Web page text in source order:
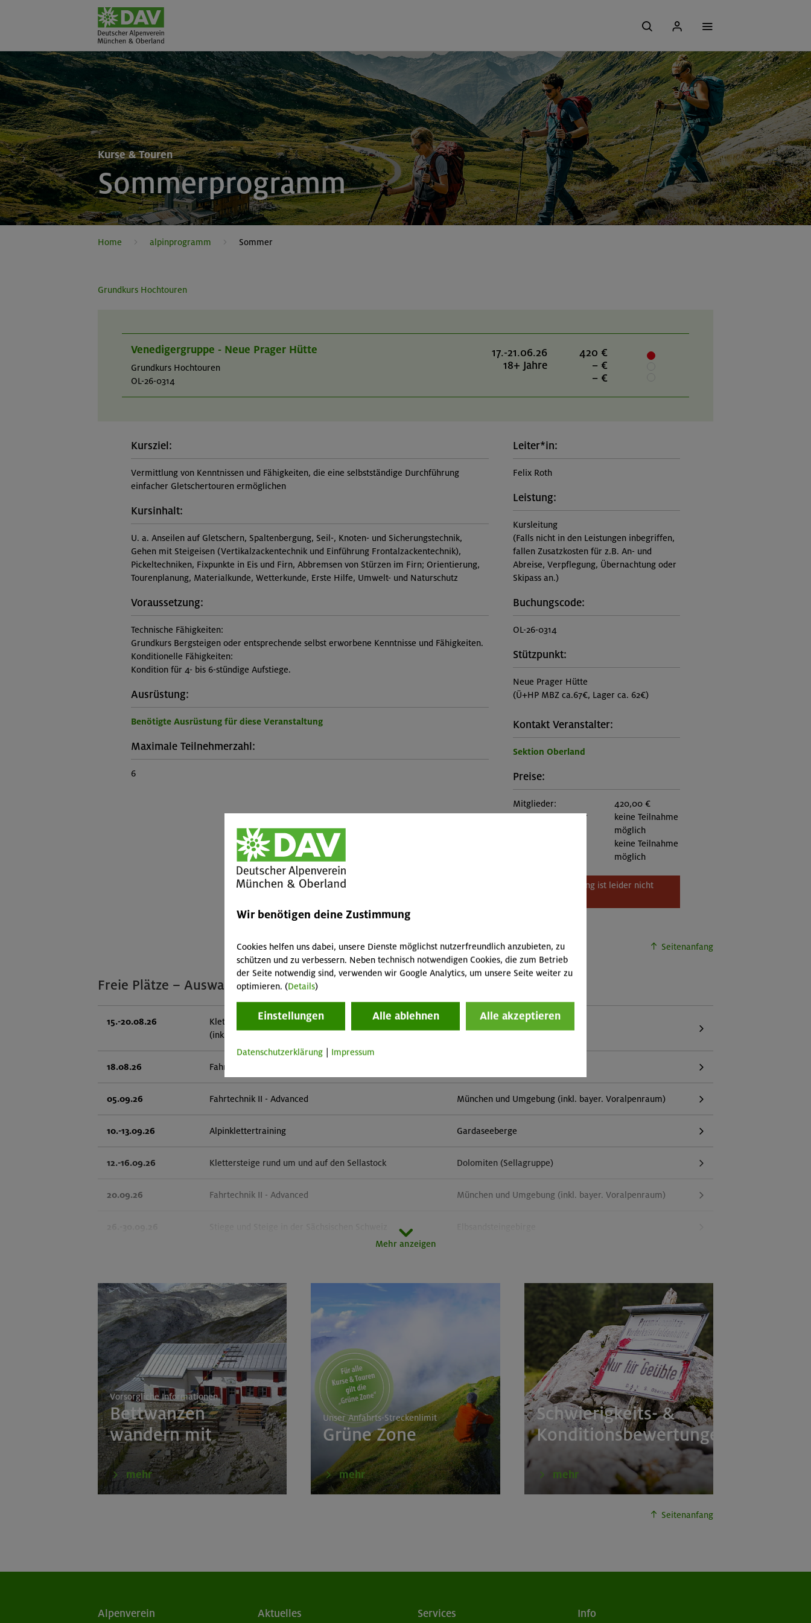
Sommerprogramm
Kurse & Touren
Home alpinprogramm Sommer
Grundkurs Hochtouren
Venedigergruppe - Neue Prager Hütte
Grundkurs Hochtouren
OL-26-0314
17.-21.06.26
18+ Jahre
420 €
– €
– €
Kursziel:
Vermittlung von Kenntnissen und Fähigkeiten, die eine selbstständige Durchführung
einfacher Gletschertouren ermöglichen
Kursinhalt:
U. a. Anseilen auf Gletschern, Spaltenbergung, Seil-, Knoten- und Sicherungstechnik,
Gehen mit Steigeisen (Vertikalzackentechnik und Einführung Frontalzackentechnik),
Pickeltechniken, Fixpunkte in Eis und Firn, Abbremsen von Stürzen im Firn; Orientierung,
Tourenplanung, Materialkunde, Wetterkunde, Erste Hilfe, Umwelt- und Naturschutz
Voraussetzung:
Technische Fähigkeiten:
Grundkurs Bergsteigen oder entsprechende selbst erworbene Kenntnisse und Fähigkeiten.
Konditionelle Fähigkeiten:
Kondition für 4- bis 6-stündige Aufstiege.
Ausrüstung:
Benötigte Ausrüstung für diese Veranstaltung
Maximale Teilnehmerzahl:
6
Leiter*in:
Felix Roth
Leistung:
Kursleitung
(Falls nicht in den Leistungen inbegriffen,
fallen Zusatzkosten für z.B. An- und
Abreise, Verpflegung, Übernachtung oder
Skipass an.)
Buchungscode:
OL-26-0314
Stützpunkt:
Neue Prager Hütte
(Ü+HP MBZ ca.67€, Lager ca. 62€)
Kontakt Veranstalter:
Sektion Oberland
Preise:
Mitglieder:
420,00 €
Mitglieder anderer
keine Teilnahme
möglich
keine Teilnahme
möglich
Diese Veranstaltung ist leider nicht
Seitenanfang
Freie Plätze – Auswahl
15.-20.08.26
Klettersteige im Herzen von Montafon und Rätikon
(inkl. Ü)
Rätikon
18.08.26 Fahrtechnik II - Advanced - Kompakt
05.09.26 Fahrtechnik II - Advanced München und Umgebung (inkl. bayer. Voralpenraum)
10.-13.09.26 Alpinklettertraining Gardaseeberge
12.-16.09.26 Klettersteige rund um und auf den Sellastock Dolomiten (Sellagruppe)
20.09.26 Fahrtechnik II - Advanced München und Umgebung (inkl. bayer. Voralpenraum)
Mehr anzeigen
Vorsorgliche Informationen
Bettwanzen
wandern mit
mehr
Unser Anfahrts-Streckenlimit
Grüne Zone
mehr
Schwierigkeits- &
Konditionsbewertungen
mehr
Seitenanfang
Alpenverein Aktuelles Services Info
Wir benötigen deine Zustimmung
Cookies helfen uns dabei, unsere Dienste möglichst nutzerfreundlich anzubieten, zu
schützen und zu verbessern. Neben technisch notwendigen Cookies, die zum Betrieb
der Seite notwendig sind, verwenden wir Google Analytics, um unsere Seite weiter zu
optimieren. (Details)
Einstellungen Alle ablehnen Alle akzeptieren
Datenschutzerklärung Impressum